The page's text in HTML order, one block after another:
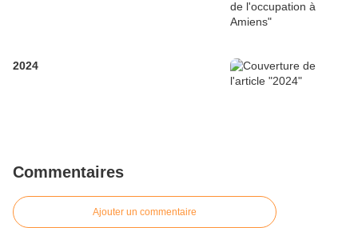
2024
Commentaires
Ajouter un commentaire